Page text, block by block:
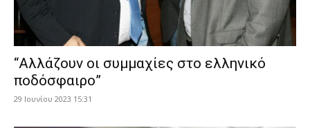
“Αλλάζουν οι συμμαχίες στο ελληνικό
ποδόσφαιρο”
29 Ιουνίου 2023 15:31